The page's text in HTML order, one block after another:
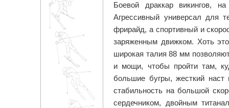
Боевой драккар викингов,
Агрессивный универсал для
фрирайд, а спортивный и
заряженным движком. Хоть
широкая талия 88 мм
и мощи, чтобы пройти там,
большие бугры, жесткий
стабильность на большой
сердечником, двойным